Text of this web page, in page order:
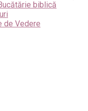
biblică
de Vedere